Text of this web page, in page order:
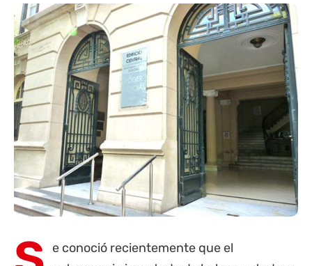
e conoció recientemente que el